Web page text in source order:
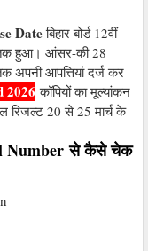
Dateबिहार बोर्ड 12वीं
तक हुआ। आंसर-की 28
अपनी आपत्तियां दर्ज कर
2026 कॉपियों का मूल्यांकन
रिजल्ट 20 से 25 मार्च के
Number से कैसे चेक